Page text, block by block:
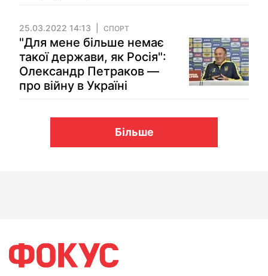
25.03.2022 14:13 СПОРТ
"Для мене більше немає
такої держави, як Росія":
Олександр Петраков —
про війну в Україні
Більше